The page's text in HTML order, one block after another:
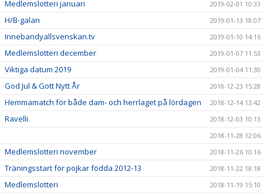
Medlemslotteri januari 2019-02-01 10:31
H/B-galan 2019-01-13 18:07
Innebandyallsvenskan.tv 2019-01-10 14:16
Medlemslotteri december 2019-01-07 11:53
Viktiga datum 2019 2019-01-04 11:30
God Jul & Gott Nytt År 2018-12-23 15:28
Hemmamatch för både dam- och herrlaget på lördagen 2018-12-14 13:42
Ravelli
2018-12-03 10:13
2018-11-28 12:06
Medlemslotteri november 2018-11-26 10:16
Träningsstart för pojkar födda 2012-13 2018-11-22 18:18
Medlemslotteri 2018-11-19 15:10